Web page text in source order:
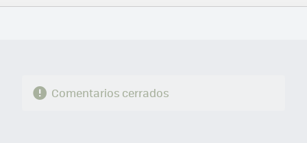
FACEBOOK
TWITTERFLIPBOARD
E-
WHATSAPP
Comentarios cerrados